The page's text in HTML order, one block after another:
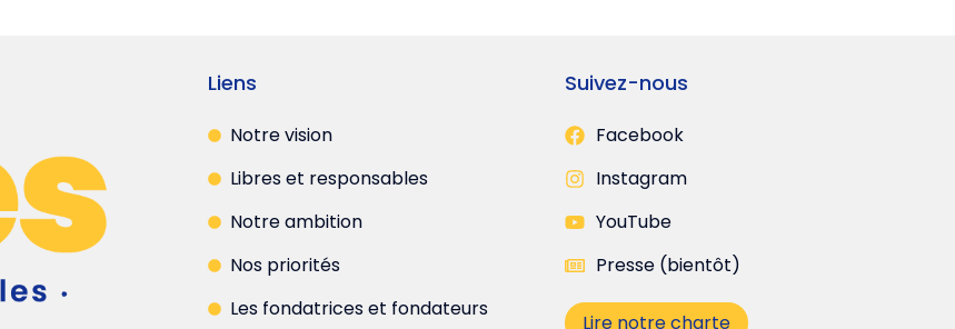
Liens
Notre vision
Libres et responsables
Notre ambition
Nos priorités
Les fondatrices et fondateurs
Suivez-nous
Facebook
Instagram
YouTube
Presse (bientôt)
Lire notre charte